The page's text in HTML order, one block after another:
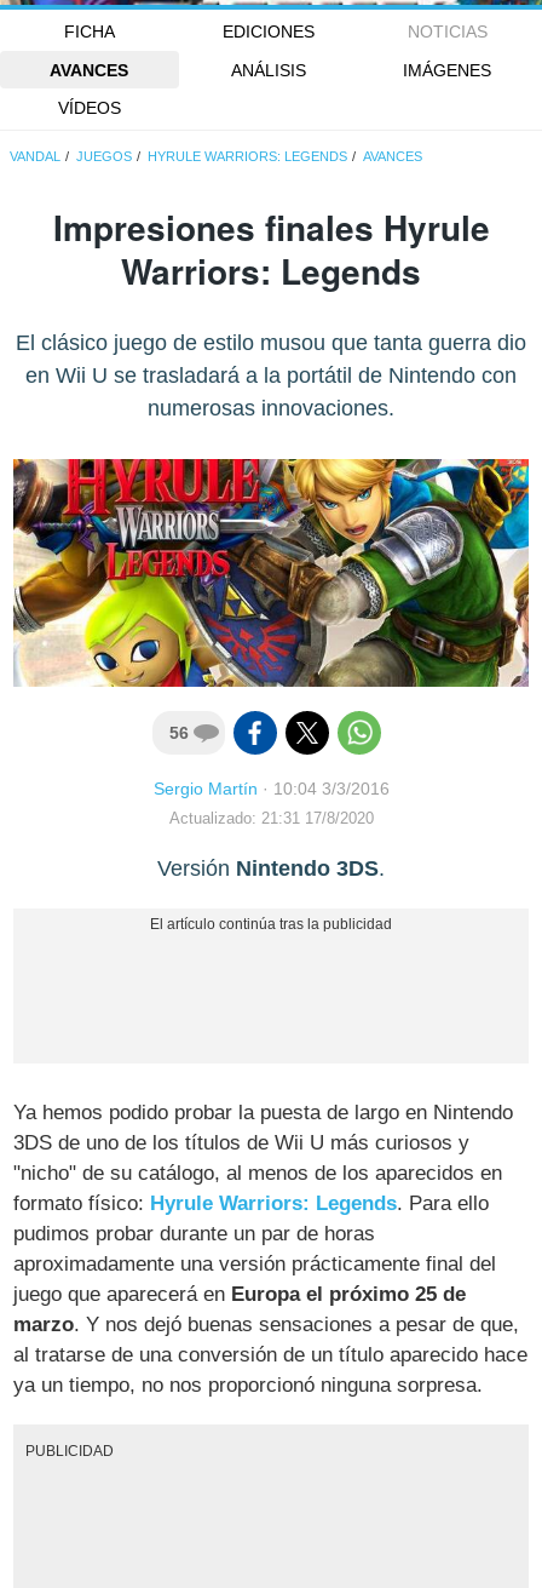
FICHA EDICIONES
NOTICIAS
AVANCES
ANÁLISIS
IMÁGENES
VÍDEOS
VANDAL JUEGOS HYRULE WARRIORS: LEGENDS AVANCES
Impresiones finales Hyrule
Warriors: Legends
El clásico juego de estilo musou que tanta guerra dio
en Wii U se trasladará a la portátil de Nintendo con
numerosas innovaciones.
56
Sergio Martín · 10:04 3/3/2016
Actualizado: 21:31 17/8/2020
Versión Nintendo 3DS.
Ya hemos podido probar la puesta de largo en Nintendo
3DS de uno de los títulos de Wii U más curiosos y
"nicho" de su catálogo, al menos de los aparecidos en
formato físico: Hyrule Warriors: Legends. Para ello
pudimos probar durante un par de horas
aproximadamente una versión prácticamente final del
juego que aparecerá en Europa el próximo 25 de
marzo. Y nos dejó buenas sensaciones a pesar de que,
al tratarse de una conversión de un título aparecido hace
ya un tiempo, no nos proporcionó ninguna sorpresa.
PUBLICIDAD